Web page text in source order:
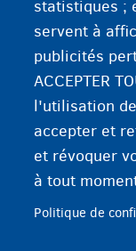
frontière...).
statistiques ;
servent à
publicités
ACCEPTER
l'utilisation
accepter et
et révoquer
à tout
Politique de